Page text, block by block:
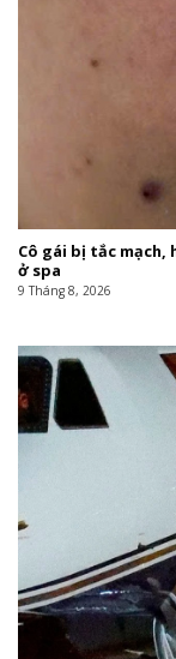
Cô gái bị tắc
ở spa
9 Tháng 8, 2026